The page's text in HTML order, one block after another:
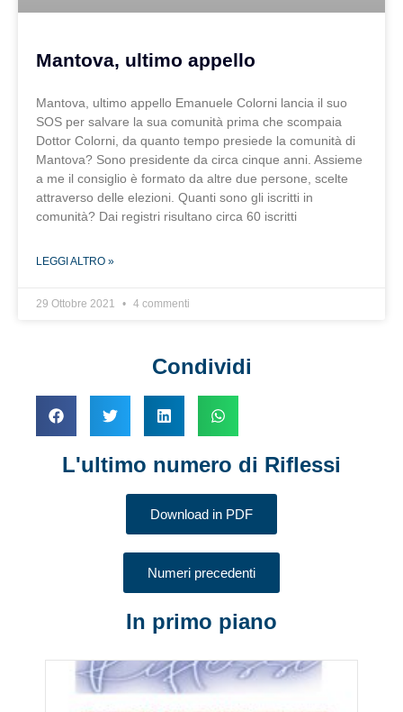
Mantova, ultimo appello
Mantova, ultimo appello Emanuele Colorni lancia il suo
SOS per salvare la sua comunità prima che scompaia
Dottor Colorni, da quanto tempo presiede la comunità di
Mantova? Sono presidente da circa cinque anni. Assieme
a me il consiglio è formato da altre due persone, scelte
attraverso delle elezioni. Quanti sono gli iscritti in
comunità? Dai registri risultano circa 60 iscritti
LEGGI ALTRO »
29 Ottobre 2021 4 commenti
Condividi
L'ultimo numero di Riflessi
Download in PDF
Numeri precedenti
In primo piano